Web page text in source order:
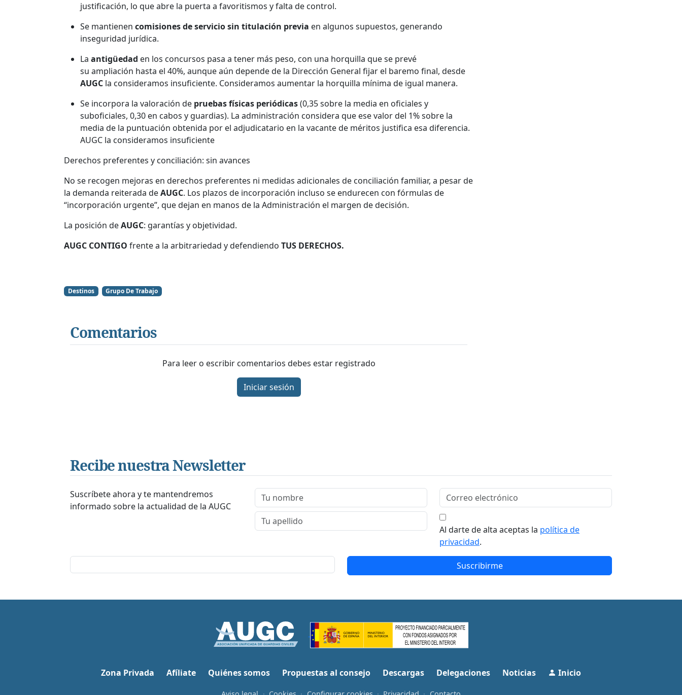
justificación, lo que abre la puerta a favoritismos y falta de control.
Se mantienen comisiones de servicio sin titulación previa en algunos supuestos, generando
inseguridad jurídica.
La antigüedad en los concursos pasa a tener más peso, con una horquilla que se prevé
su ampliación hasta el 40%, aunque aún depende de la Dirección General fijar el baremo final, desde
AUGC la consideramos insuficiente. Consideramos aumentar la horquilla mínima de igual manera.
Se incorpora la valoración de pruebas físicas periódicas(0,35 sobre la media en oficiales y
suboficiales, 0,30 en cabos y guardias). La administración considera que ese valor del 1% sobre la
media de la puntuación obtenida por el adjudicatario en la vacante de méritos justifica esa diferencia.
AUGC la consideramos insuficiente
Derechos preferentes y conciliación: sin avances
No se recogen mejoras en derechos preferentes ni medidas adicionales de conciliación familiar, a pesar de
la demanda reiterada deAUGC. Los plazos de incorporación incluso se endurecen con fórmulas de
“incorporación urgente”, que dejan en manos de la Administración el margen de decisión.
La posición deAUGC: garantías y objetividad.
AUGC CONTIGO frente a la arbitrariedad y defendiendo TUS DERECHOS.
Destinos Grupo De Trabajo
Comentarios
Para leer o escribir comentarios debes estar registrado
Iniciar sesión
Recibe nuestra Newsletter
Suscríbete ahora y te mantendremos
informado sobre la actualidad de la AUGC
Al darte de alta aceptas la política de
privacidad.
Suscribirme
Zona Privada Afíliate Quiénes somos Propuestas al consejo Descargas Delegaciones Noticias Inicio